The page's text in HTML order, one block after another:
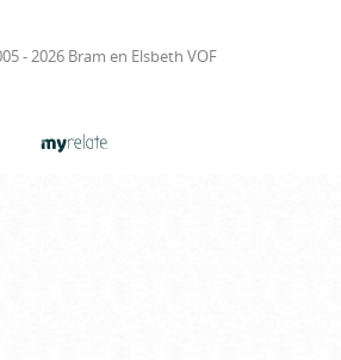
- 2026 Bram en Elsbeth VOF